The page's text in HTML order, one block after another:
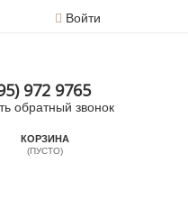
Войти
972 9765
обратный звонок
КОРЗИНА
(ПУСТО)